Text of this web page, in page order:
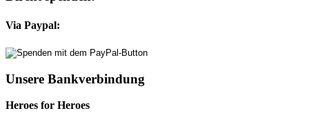
Via Paypal:
Unsere Bankverbindung
Heroes for Heroes